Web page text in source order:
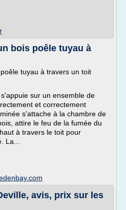
bois poêle tuyau à
tuyau à travers un toit
sur un ensemble de
et correctement
s'attache à la chambre de
attire le feu de la fumée du
à travers le toit pour
La...
avis, prix sur les